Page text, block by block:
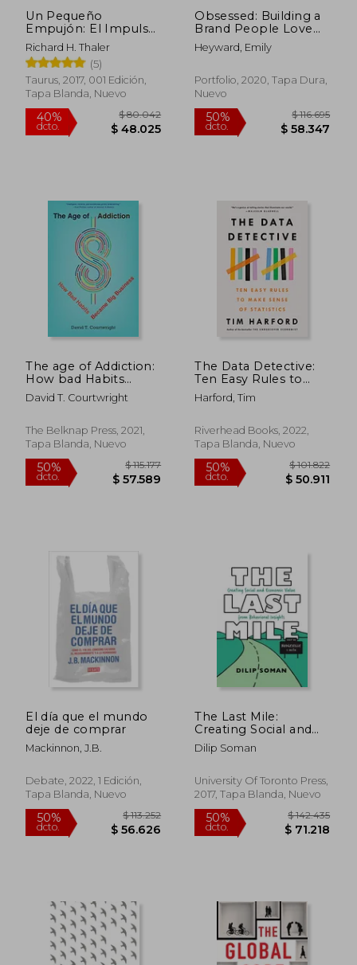
50%
dcto.
Un Pequeño
Empujón: El Impulso
Que Necesitas Para
Tomar Mejores
Decisiones Sobre
Salud, Dinero Y
Felicidad/ Nudge:
about Health
Richard H. Thaler
(5)
Taurus, 2017, 001 Edición,
Tapa Blanda, Nuevo
Obsessed: Building a
Brand People Love
From day one (en
Inglés)
Heyward, Emily
Portfolio, 2020, Tapa Dura,
Nuevo
The age of Addiction:
How bad Habits
Became big Business
(en Inglés)
David T. Courtwright
The Belknap Press, 2021,
Tapa Blanda, Nuevo
The Data Detective:
Ten Easy Rules to
Make Sense of
Statistics (en Inglés)
Harford, Tim
Riverhead Books, 2022,
Tapa Blanda, Nuevo
El día que el mundo
deje de comprar
Mackinnon, J.b.
Debate, 2022, 1 Edición,
Tapa Blanda, Nuevo
The Last Mile:
Creating Social and
Economic Value
From Behavioral
Utp Publishing) (en
Inglés)
Dilip Soman
University Of Toronto Press,
2017, Tapa Blanda, Nuevo